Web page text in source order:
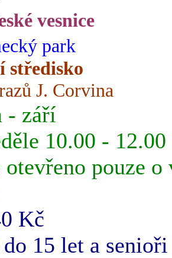
vesnice
park
středisko
J. Corvina
- září
10.00 -
pouze o
Kč
15 let a